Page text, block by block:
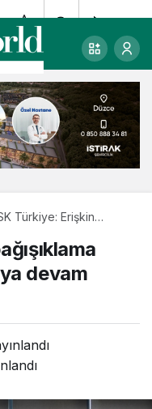
Türkiye: Erişkin
devam
devam
0 Paylaş